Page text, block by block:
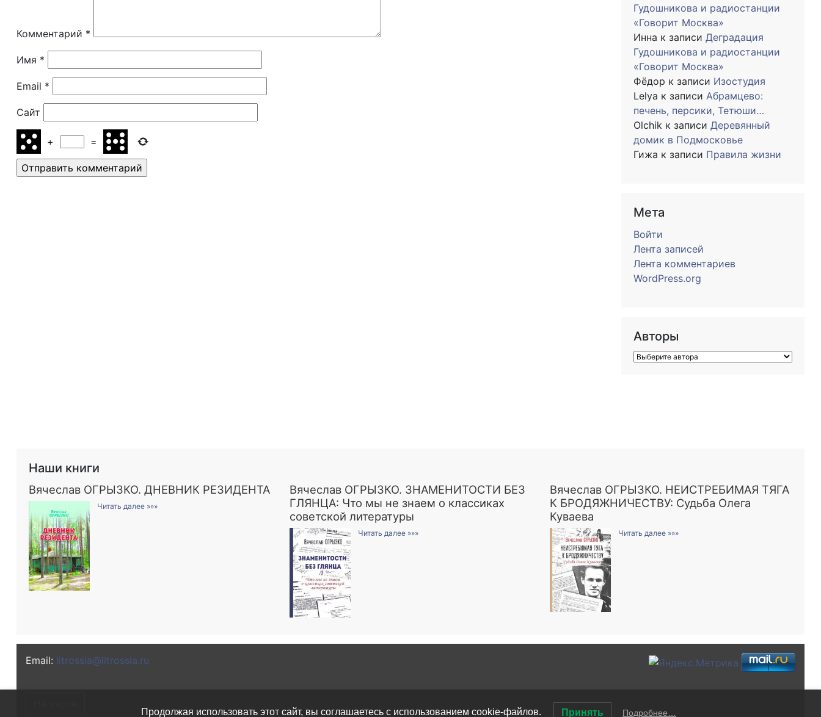
Комментарий *
Имя *
Email *
Сайт
+ =
Гудошникова и радиостанции
«Говорит Москва»
Инна к записи Деградация
Гудошникова и радиостанции
«Говорит Москва»
Фёдор к записи Изостудия
Lelya к записи Абрамцево:
печень, персики, Тетюши…
Olchik к записи Деревянный
домик в Подмосковье
Гижа к записи Правила жизни
Мета
Войти
Лента записей
Лента комментариев
WordPress.org
Авторы
Наши книги
Вячеслав ОГРЫЗКО. ДНЕВНИК РЕЗИДЕНТА
Читать далее »»»
Вячеслав ОГРЫЗКО. ЗНАМЕНИТОСТИ БЕЗ
ГЛЯНЦА: Что мы не знаем о классиках
советской литературы
Читать далее »»»
Вячеслав ОГРЫЗКО. НЕИСТРЕБИМАЯ ТЯГА
К БРОДЯЖНИЧЕСТВУ: Судьба Олега
Куваева
Читать далее »»»
Email: litrossia@litrossia.ru
Продолжая использовать этот сайт, вы соглашаетесь с использованием cookie-файлов. Принять Подробнее…